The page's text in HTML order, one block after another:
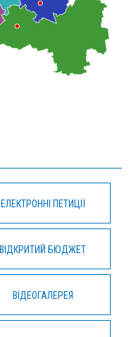
ЕЛЕКТРОННІ ПЕТИЦІЇ
ВІДКРИТИЙ БЮДЖЕТ
ВІДЕОГАЛЕРЕЯ